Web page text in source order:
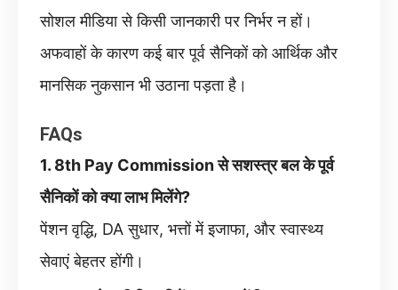
सोशल मीडिया से किसी जानकारी पर निर्भर न हों।
अफवाहों के कारण कई बार पूर्व सैनिकों को आर्थिक और
मानसिक नुकसान भी उठाना पड़ता है।
FAQs
1. 8th Pay Commission से सशस्त्र बल के पूर्व
सैनिकों को क्या लाभ मिलेंगे?
पेंशन वृद्धि, DA सुधार, भत्तों में इजाफा, और स्वास्थ्य
सेवाएं बेहतर होंगी।